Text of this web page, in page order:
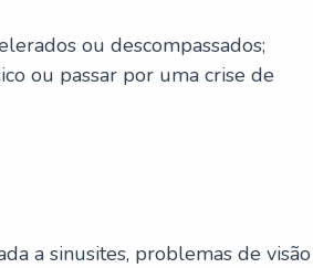
ou descompassados;
ou passar por uma crise de
a sinusites, problemas de visão